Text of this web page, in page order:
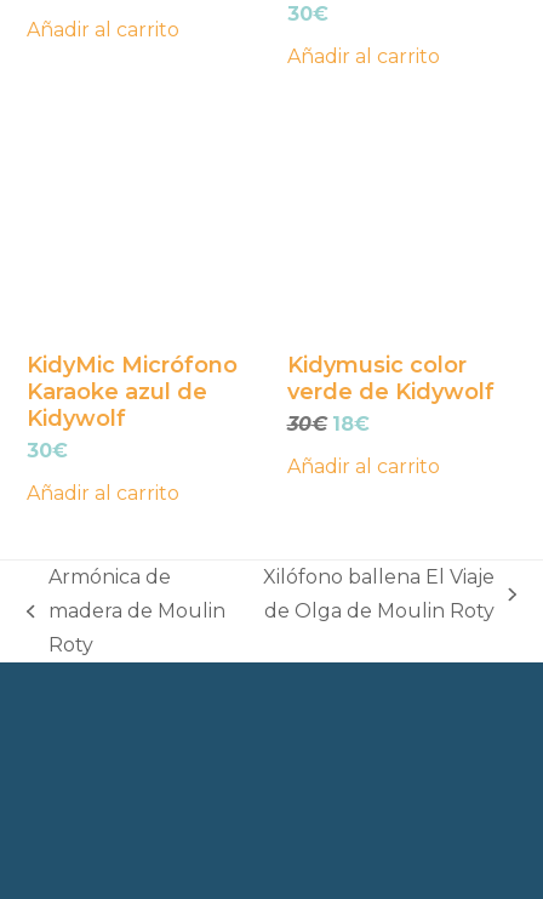
Añadir al carrito
30€
Añadir al carrito
KidyMic Micrófono
Karaoke azul de
Kidywolf
30€
Añadir al carrito
Kidymusic color
verde de Kidywolf
30€ El
original
18€El
actual
Añadir al carrito
previous
post:
Armónica de
madera de Moulin
Roty
next
Xilófono ballena El Viaje
de Olga de Moulin Roty